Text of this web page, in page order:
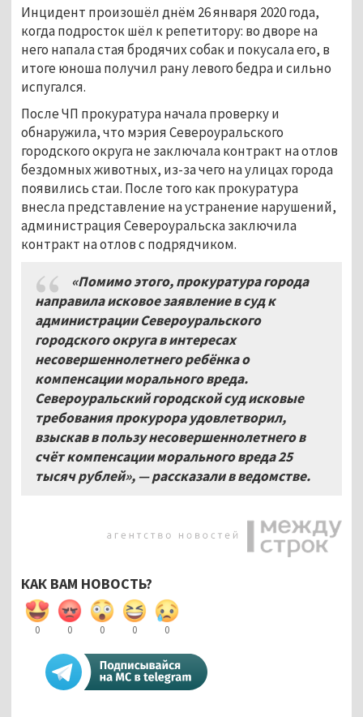
Инцидент произошёл днём 26 января 2020 года,
когда подросток шёл к репетитору: во дворе на
него напала стая бродячих собак и покусала его, в
итоге юноша получил рану левого бедра и сильно
испугался.
После ЧП прокуратура начала проверку и
обнаружила, что мэрия Североуральского
городского округа не заключала контракт на отлов
бездомных животных, из-за чего на улицах города
появились стаи. После того как прокуратура
внесла представление на устранение нарушений,
администрация Североуральска заключила
контракт на отлов с подрядчиком.
«Помимо этого, прокуратура города
направила исковое заявление в суд к
администрации Североуральского
городского округа в интересах
несовершеннолетнего ребёнка о
компенсации морального вреда.
Североуральский городской суд исковые
требования прокурора удовлетворил,
взыскав в пользу несовершеннолетнего в
счёт компенсации морального вреда 25
тысяч рублей», — рассказали в ведомстве.
КАК ВАМ НОВОСТЬ?
0 0 0 0 0